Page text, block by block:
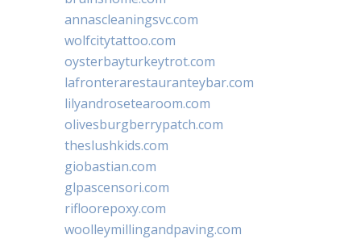
annascleaningsvc.com
wolfcitytattoo.com
oysterbayturkeytrot.com
lafronterarestauranteybar.com
lilyandrosetearoom.com
olivesburgberrypatch.com
theslushkids.com
giobastian.com
glpascensori.com
rifloorepoxy.com
woolleymillingandpaving.com